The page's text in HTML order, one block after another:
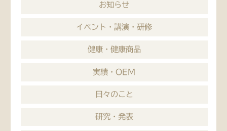
お知らせ
イベント・講演・研修
健康・健康商品
実績・OEM
日々のこと
研究・発表